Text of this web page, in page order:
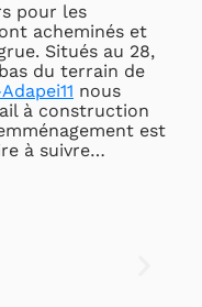
pour les
acheminés et
Situés au 28,
du terrain de
nous
à construction
est
à suivre…